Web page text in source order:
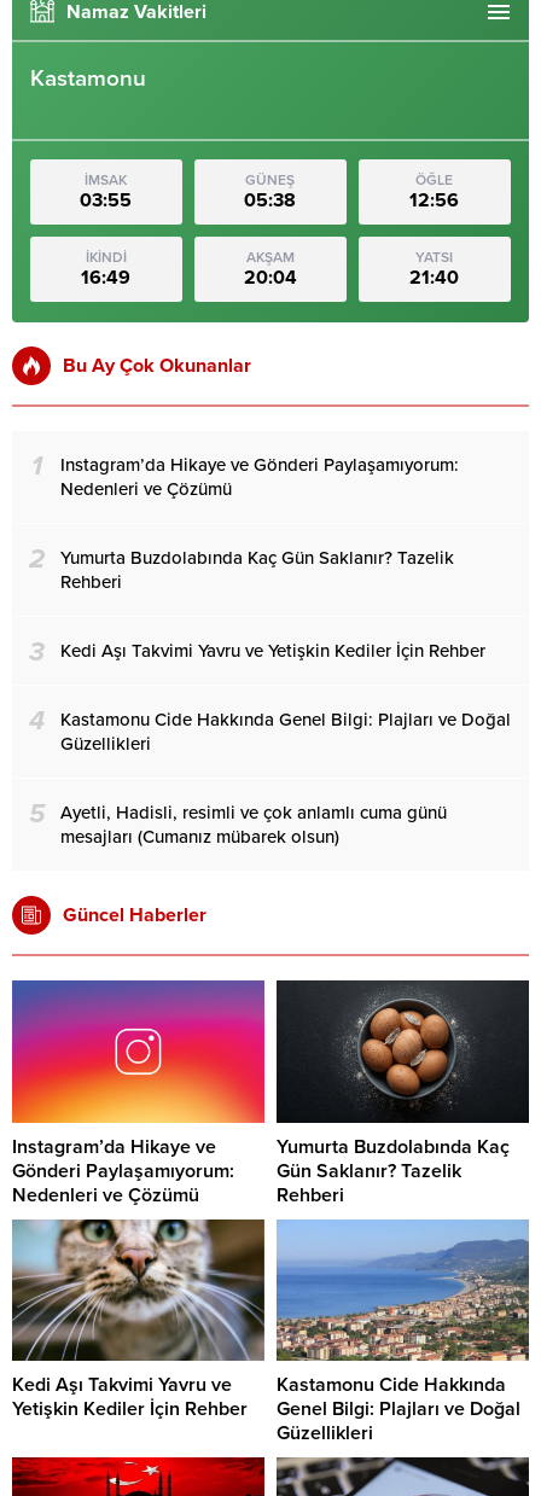
Namaz Vakitleri
Kastamonu
İMSAK
03:55
GÜNEŞ
05:38
ÖĞLE
12:56
İKİNDİ
16:49
AKŞAM
20:04
YATSI
21:40
Bu Ay Çok Okunanlar
1
Instagram’da Hikaye ve Gönderi Paylaşamıyorum:
Nedenleri ve Çözümü
2
Yumurta Buzdolabında Kaç Gün Saklanır? Tazelik
Rehberi
3 Kedi Aşı Takvimi Yavru ve Yetişkin Kediler İçin Rehber
4
Kastamonu Cide Hakkında Genel Bilgi: Plajları ve Doğal
Güzellikleri
5
Ayetli, Hadisli, resimli ve çok anlamlı cuma günü
mesajları (Cumanız mübarek olsun)
Güncel Haberler
Instagram’da Hikaye ve
Gönderi Paylaşamıyorum:
Nedenleri ve Çözümü
Yumurta Buzdolabında Kaç
Gün Saklanır? Tazelik
Rehberi
Kedi Aşı Takvimi Yavru ve
Yetişkin Kediler İçin Rehber
Kastamonu Cide Hakkında
Genel Bilgi: Plajları ve Doğal
Güzellikleri